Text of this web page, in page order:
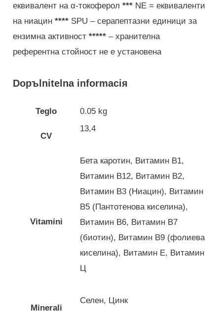
еквивалент на α-токоферол*** NE = еквиваленти
на ниацин**** SPU – серапептазни единици за
ензимна активност***** – хранителна
референтна стойност не е установена
Dopъlnitelna informaciя
Teglo 0.05 kg
CV
13,4
Vitamini
Бета каротин, Витамин B1,
Витамин B12, Витамин B2,
Витамин B3 (Ниацин), Витамин
B5 (Пантотенова киселина),
Витамин B6, Витамин В7
(биотин), Витамин В9 (фолиева
киселина), Витамин Е, Витамин
Ц
Minerali
Селен, Цинк